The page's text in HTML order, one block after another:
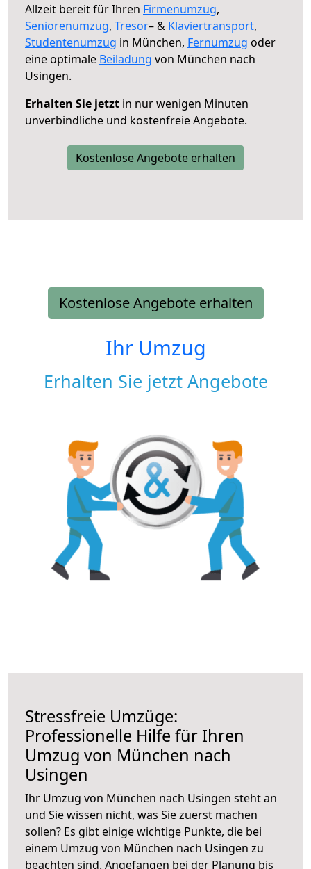
Allzeit bereit für Ihren Firmenumzug,
Seniorenumzug, Tresor– & Klaviertransport,
Studentenumzug in München, Fernumzug oder
eine optimale Beiladung von München nach
Usingen.
Erhalten Sie jetzt in nur wenigen Minuten
unverbindliche und kostenfreie Angebote.
Kostenlose Angebote erhalten
Kostenlose Angebote erhalten
Ihr Umzug
Erhalten Sie jetzt Angebote
Stressfreie Umzüge:
Professionelle Hilfe für Ihren
Umzug von München nach
Usingen
Ihr Umzug von München nach Usingen steht an
und Sie wissen nicht, was Sie zuerst machen
sollen? Es gibt einige wichtige Punkte, die bei
einem Umzug von München nach Usingen zu
beachten sind. Angefangen bei der Planung bis